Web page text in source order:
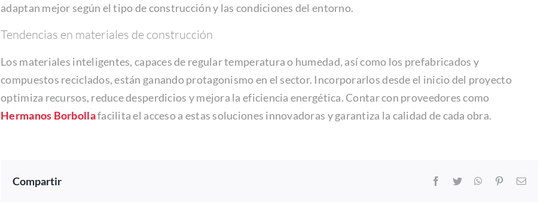
adaptan mejor según el tipo de construcción y las condiciones del entorno.
Tendencias en materiales de construcción
Los materiales inteligentes, capaces de regular temperatura o humedad, así como los prefabricados y
compuestos reciclados, están ganando protagonismo en el sector. Incorporarlos desde el inicio del proyecto
optimiza recursos, reduce desperdicios y mejora la eficiencia energética. Contar con proveedores como
Hermanos Borbollafacilita el acceso a estas soluciones innovadoras y garantiza la calidad de cada obra.
Compartir Facebook
Twitter WhatsApp
PinterestCorreo